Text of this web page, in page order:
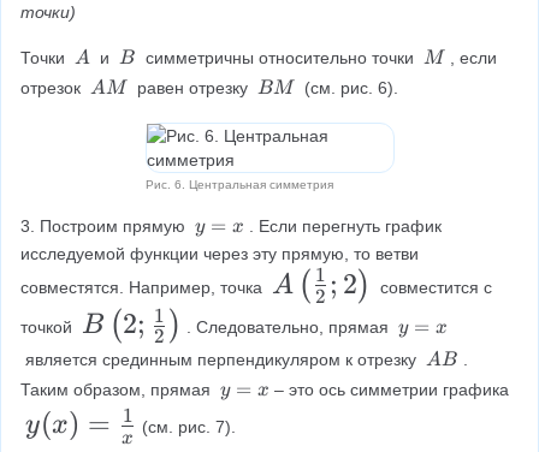
точки)
Точки \
\
A и \
\
B симметричны относительно точки \
M
, если
отрезок \
AM равен отрезку \
B
BM (см. рис. 6).
Рис. 6. Центральная симметрия
3. Построим прямую y
=
y = x
. Если перегнуть график
исследуемой функции через эту прямую, то ветви
совместятся. Например, точка
A
\
le
ft
A ( 2
1 ; 2) совместится с
точкой
B
\
l
e
B (2; 2
1 ) . Следовательно, прямая y
=
x
y = x
является срединным перпендикуляром к отрезку \
\
AB .
Таким образом, прямая y
x
y = x – это ось симметрии графика
y
y(x) = x
1 (см. рис. 7).